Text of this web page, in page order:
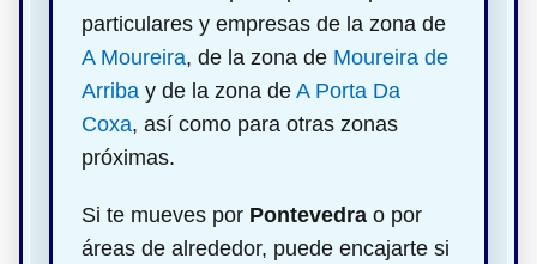
particulares y empresas de la zona de
A Moureira, de la zona de Moureira de
Arriba y de la zona de A Porta Da
Coxa, así como para otras zonas
próximas.
Si te mueves por Pontevedra o por
áreas de alrededor, puede encajarte si